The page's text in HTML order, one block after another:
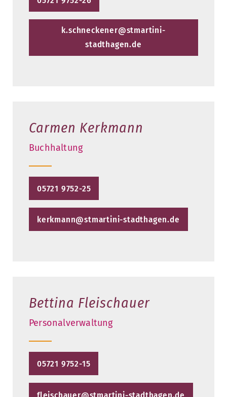
k.schneckener@stmartini-
stadthagen.de
Carmen Kerkmann
Buchhaltung
05721 9752-25
kerkmann@stmartini-stadthagen.de
Bettina Fleischauer
Personalverwaltung
05721 9752-15